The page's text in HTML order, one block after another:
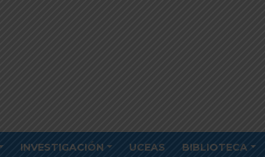
INVESTIGACIÓN UCEAS BIBLIOTECA